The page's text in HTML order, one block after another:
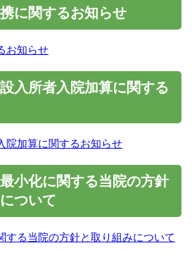
に関するお知らせ
お知らせ
入所者入院加算に関する
院加算に関するお知らせ
小化に関する当院の方針
ついて
る当院の方針と取り組みについて